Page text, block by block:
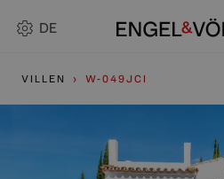
DE
VILLEN W-049JCI